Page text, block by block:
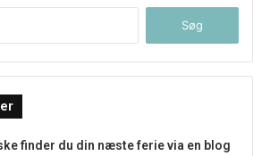
finder du din næste ferie via en blog